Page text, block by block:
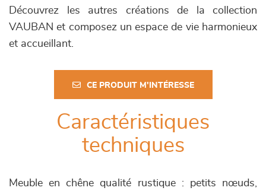
Découvrez les autres créations de la collection
VAUBAN et composez un espace de vie harmonieux
et accueillant.
CE PRODUIT M'INTÉRESSE
Caractéristiques
techniques
Meuble en chêne qualité rustique : petits nœuds,